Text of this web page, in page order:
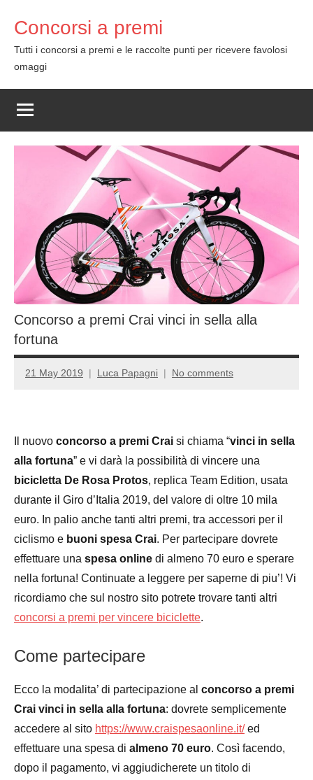
content
Concorsi a premi
Tutti i concorsi a premi e le raccolte punti per ricevere favolosi
omaggi
Concorso a premi Crai vinci in sella alla
fortuna
21 May 2019 Luca Papagni No comments
Il nuovo concorso a premi Crai si chiama “vinci in sella
alla fortuna” e vi darà la possibilità di vincere una
bicicletta De Rosa Protos, replica Team Edition, usata
durante il Giro d’Italia 2019, del valore di oltre 10 mila
euro. In palio anche tanti altri premi, tra accessori per il
ciclismo e buoni spesa Crai. Per partecipare dovrete
effettuare una spesa online di almeno 70 euro e sperare
nella fortuna! Continuate a leggere per saperne di piu’! Vi
ricordiamo che sul nostro sito potrete trovare tanti altri
concorsi a premi per vincere biciclette.
Come partecipare
Ecco la modalita’ di partecipazione al concorso a premi
Crai vinci in sella alla fortuna: dovrete semplicemente
accedere al sito https://www.craispesaonline.it/ed
effettuare una spesa di almeno 70 euro. Così facendo,
dopo il pagamento, vi aggiudicherete un titolo di